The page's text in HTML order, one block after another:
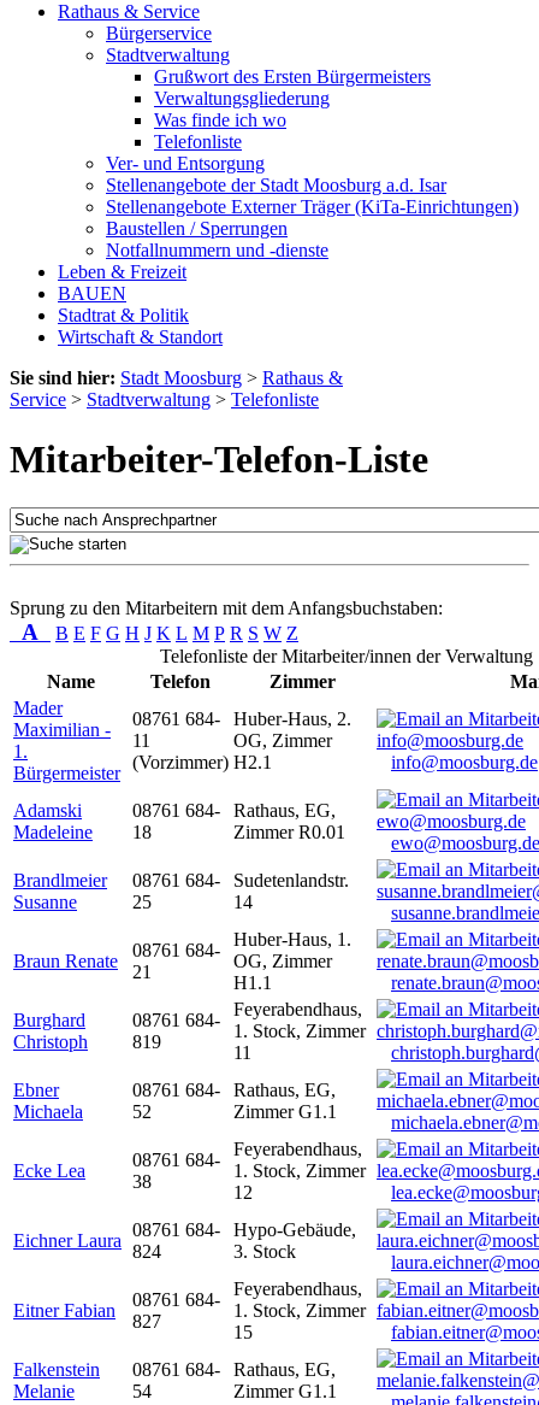
Rathaus & Service
Bürgerservice
Stadtverwaltung
Grußwort des Ersten Bürgermeisters
Verwaltungsgliederung
Was finde ich wo
Telefonliste
Ver- und Entsorgung
Stellenangebote der Stadt Moosburg a.d. Isar
Stellenangebote Externer Träger (KiTa-Einrichtungen)
Baustellen / Sperrungen
Notfallnummern und -dienste
Leben & Freizeit
BAUEN
Stadtrat & Politik
Wirtschaft & Standort
Sie sind hier: Stadt Moosburg > Rathaus &
Service > Stadtverwaltung > Telefonliste
Mitarbeiter-Telefon-Liste
Sprung zu den Mitarbeitern mit dem Anfangsbuchstaben:
A B E F G H J K L M P R S W Z
Telefonliste der Mitarbeiter/innen der Verwaltung
Name
Telefon Zimmer
Mader
Maximilian -
1.
Bürgermeister
08761 684-
11
(Vorzimmer)
Huber-Haus, 2.
OG, Zimmer
H2.1
info@moosburg.de
Adamski
Madeleine
08761 684-
18
Rathaus, EG,
Zimmer R0.01
ewo@moosburg.de
Brandlmeier
Susanne
08761 684-
25
Sudetenlandstr.
14
Braun Renate
08761 684-
21
Huber-Haus, 1.
OG, Zimmer
H1.1
Burghard
Christoph
08761 684-
819
Feyerabendhaus,
1. Stock, Zimmer
11
Ebner
Michaela
08761 684-
52
Rathaus, EG,
Zimmer G1.1
Ecke Lea
08761 684-
38
Feyerabendhaus,
1. Stock, Zimmer
12
Eichner Laura
08761 684-
824
Hypo-Gebäude,
3. Stock
Eitner Fabian
08761 684-
827
Feyerabendhaus,
1. Stock, Zimmer
15
Falkenstein
Melanie
08761 684-
54
Rathaus, EG,
Zimmer G1.1